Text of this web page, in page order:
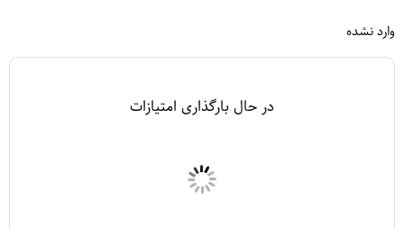
وارد نشده
در حال بارگذاری امتیازات